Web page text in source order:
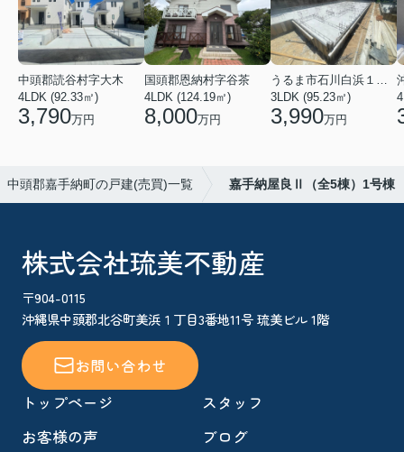
中頭郡読谷村字大木
4LDK (92.33㎡)
3,790万円
国頭郡恩納村字谷茶
4LDK (124.19㎡)
8,000万円
3LDK (95.23㎡)
3,990万円
中頭郡嘉手納町の戸建(売買)一覧 嘉手納屋良Ⅱ（全5棟）1号棟
株式会社琉美不動産
〒904-0115
沖縄県中頭郡北谷町美浜１丁目3番地11号 琉美ビル 1階
お問い合わせ
トップページ
スタッフ
お客様の声
ブログ